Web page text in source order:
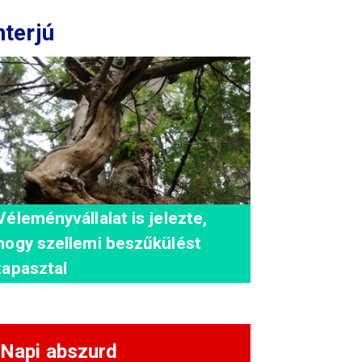
is jelezte,
szellemi beszűkülést
Napi abszurd